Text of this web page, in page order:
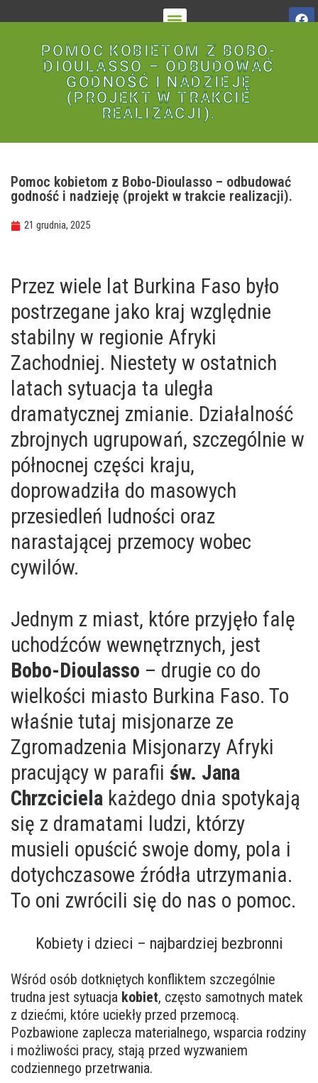
POMOC KOBIETOM Z BOBO-
DIOULASSO – ODBUDOWAĆ
GODNOŚĆ I NADZIEJĘ
(PROJEKT W TRAKCIE
REALIZACJI).
Pomoc kobietom z Bobo-Dioulasso – odbudować
godność i nadzieję (projekt w trakcie realizacji).
21 grudnia, 2025
Przez wiele lat Burkina Faso było
postrzegane jako kraj względnie
stabilny w regionie Afryki
Zachodniej. Niestety w ostatnich
latach sytuacja ta uległa
dramatycznej zmianie. Działalność
zbrojnych ugrupowań, szczególnie w
północnej części kraju,
doprowadziła do masowych
przesiedleń ludności oraz
narastającej przemocy wobec
cywilów.
Jednym z miast, które przyjęło falę
uchodźców wewnętrznych, jest
Bobo-Dioulasso – drugie co do
wielkości miasto Burkina Faso. To
właśnie tutaj misjonarze ze
Zgromadzenia Misjonarzy Afryki
pracujący w parafii św. Jana
Chrzciciela każdego dnia spotykają
się z dramatami ludzi, którzy
musieli opuścić swoje domy, pola i
dotychczasowe źródła utrzymania.
To oni zwrócili się do nas o pomoc.
Kobiety i dzieci – najbardziej bezbronni
Wśród osób dotkniętych konfliktem szczególnie
trudna jest sytuacja kobiet, często samotnych matek
z dziećmi, które uciekły przed przemocą.
Pozbawione zaplecza materialnego, wsparcia rodziny
i możliwości pracy, stają przed wyzwaniem
codziennego przetrwania.